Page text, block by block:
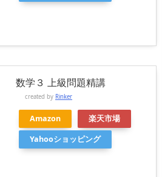
数学３ 上級問題精講
created by Rinker
Amazon
楽天市場
Yahooショッピング